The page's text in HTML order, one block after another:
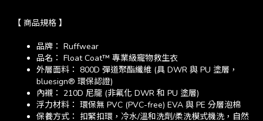
【 商品規格 】
品牌： Ruffwear
品名： Float Coat™ 專業級寵物救生衣
外層面料： 800D 彈道聚酯纖維 (具 DWR 與 PU 塗層，
bluesign® 環保認證)
內襯： 210D 尼龍 (非氟化 DWR 和 PU 塗層)
浮力材料： 環保無 PVC (PVC-free) EVA 與 PE 分層泡棉
保養方式： 扣緊扣環，冷水/溫和洗劑/柔洗模式機洗，自然